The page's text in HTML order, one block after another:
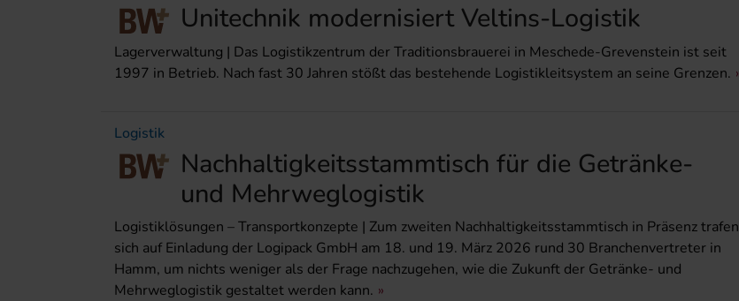
Unitechnik modernisiert Veltins-Logistik
Lagerverwaltung | Das Logistikzentrum der Traditionsbrauerei in Meschede-Grevenstein ist seit
1997 in Betrieb. Nach fast 30 Jahren stößt das bestehende Logistikleitsystem an seine Grenzen.
Logistik
Nachhaltigkeitsstammtisch für die Getränke-
und Mehrweglogistik
Logistiklösungen – Transportkonzepte | Zum zweiten Nachhaltigkeitsstammtisch in Präsenz trafen
sich auf Einladung der Logipack GmbH am 18. und 19. März 2026 rund 30 Branchenvertreter in
Hamm, um nichts weniger als der Frage nachzugehen, wie die Zukunft der Getränke- und
Mehrweglogistik gestaltet werden kann.